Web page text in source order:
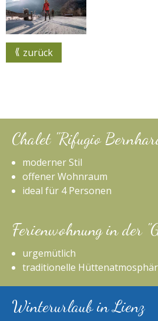
zurück
Chalet "Rifugio
moderner Stil
offener Wohnraum
ideal für 4 Personen
Ferienwohnung in der
urgemütlich
traditionelle
Winterurlaub in Lienz